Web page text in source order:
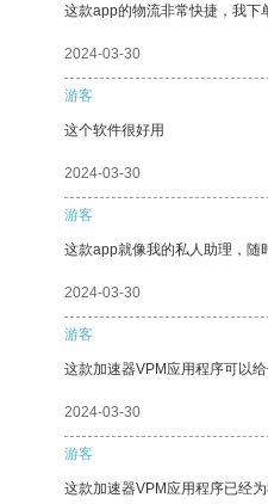
这款app的物流非常快捷，我下
2024-03-30
游客
这个软件很好用
2024-03-30
游客
这款app就像我的私人助理，随
2024-03-30
游客
这款加速器VPM应用程序可以
2024-03-30
游客
这款加速器VPM应用程序已经